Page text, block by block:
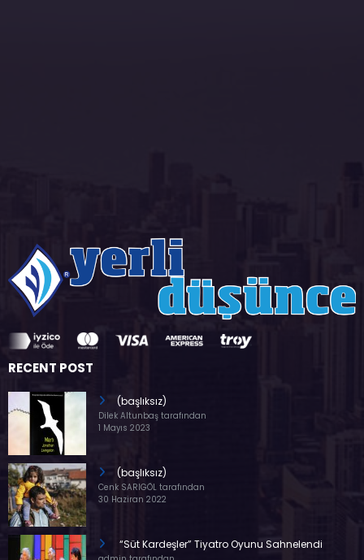
RECENT POST
(başlıksız)
Dilek Altunbaş tarafından
1 Mayıs 2023
(başlıksız)
Cenk SARIGÖL tarafından
30 Haziran 2022
“Süt Kardeşler” Tiyatro Oyunu Sahnelendi